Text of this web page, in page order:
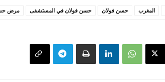
المغرب حسن فولان حسن فولان في المستشفى مرض